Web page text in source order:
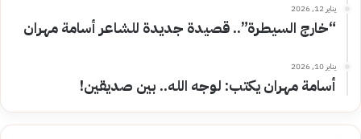
يناير 12, 2026
“خارج السيطرة”.. قصيدة جديدة للشاعر أسامة مهران
يناير 10, 2026
أسامة مهران يكتب: لوجه الله.. بين صديقين!